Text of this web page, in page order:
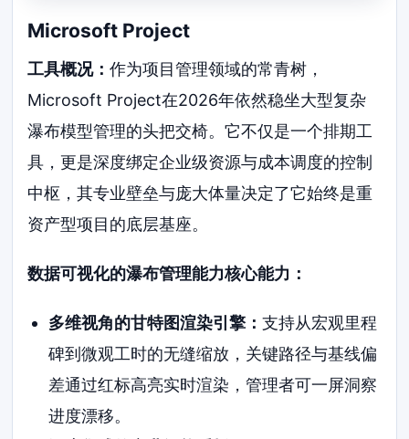
Microsoft Project
工具概况：作为项目管理领域的常青树，
Microsoft Project在2026年依然稳坐大型复杂
瀑布模型管理的头把交椅。它不仅是一个排期工
具，更是深度绑定企业级资源与成本调度的控制
中枢，其专业壁垒与庞大体量决定了它始终是重
资产型项目的底层基座。
数据可视化的瀑布管理能力核心能力：
多维视角的甘特图渲染引擎： 支持从宏观里程
碑到微观工时的无缝缩放，关键路径与基线偏
差通过红标高亮实时渲染，管理者可一屏洞察
进度漂移。